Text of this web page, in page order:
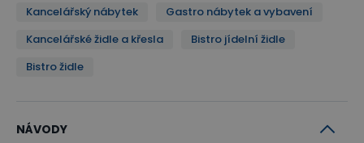
Kancelářský nábytek
Gastro nábytek a vybavení
Kancelářské židle a křesla
Bistro jídelní židle
Bistro židle
NÁVODY